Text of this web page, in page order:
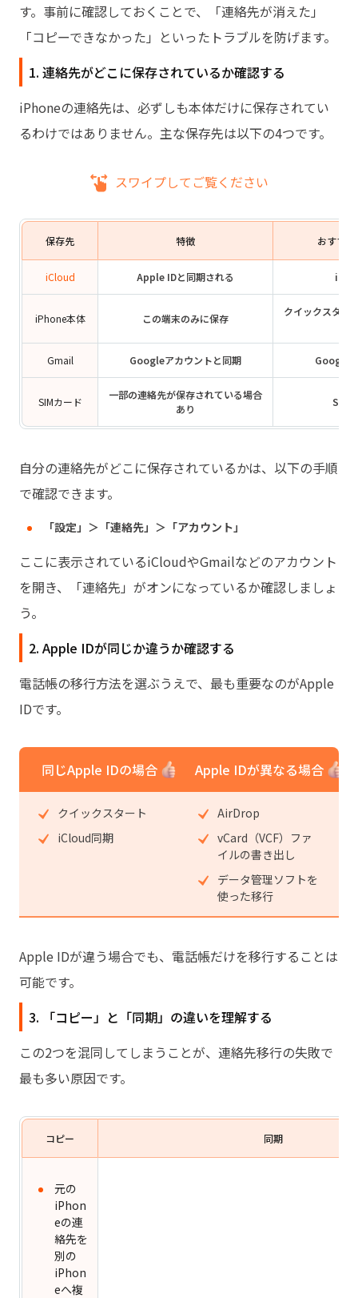
す。事前に確認しておくことで、「連絡先が消えた」
「コピーできなかった」といったトラブルを防げます。
1. 連絡先がどこに保存されているか確認する
iPhoneの連絡先は、必ずしも本体だけに保存されてい
るわけではありません。主な保存先は以下の4つです。
スワイプしてご覧ください
保存先 特徴 おすす
iCloud Apple IDと同期される
iPhone本体 この端末のみに保存
クイックスター
Gmail Googleアカウントと同期 Google
SIMカード
一部の連絡先が保存されている場合
あり
SIM
自分の連絡先がどこに保存されているかは、以下の手順
で確認できます。
「設定」＞「連絡先」＞「アカウント」
ここに表示されているiCloudやGmailなどのアカウント
を開き、「連絡先」がオンになっているか確認しましょ
う。
2. Apple IDが同じか違うか確認する
電話帳の移行方法を選ぶうえで、最も重要なのがApple
IDです。
同じApple IDの場合
クイックスタート
iCloud同期
Apple IDが異なる場合
AirDrop
vCard（VCF）ファ
イルの書き出し
データ管理ソフトを
使った移行
Apple IDが違う場合でも、電話帳だけを移行することは
可能です。
3. 「コピー」と「同期」の違いを理解する
この2つを混同してしまうことが、連絡先移行の失敗で
最も多い原因です。
コピー 同期
元の
iPhon
eの連
絡先を
別の
iPhon
eへ複